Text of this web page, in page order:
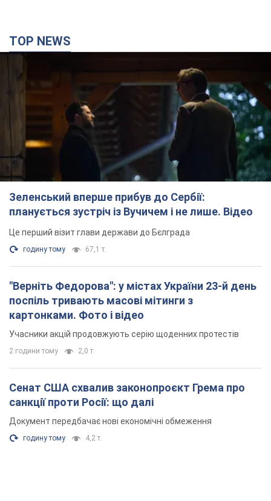
TOP NEWS
Зеленський вперше прибув до Сербії:
планується зустріч із Вучичем і не лише. Відео
Це перший візит глави держави до Бєлграда
годину тому 67,1 т.
"Верніть Федорова": у містах України 23-й день
поспіль тривають масові мітинги з
картонками. Фото і відео
Учасники акцій продовжують серію щоденних протестів
2 години тому 2,0 т.
Сенат США схвалив законопроєкт Грема про
санкції проти Росії: що далі
Документ передбачає нові економічні обмеження
годину тому 4,2 т.